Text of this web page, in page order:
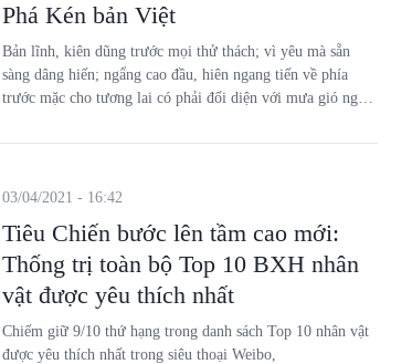
Phá Kén bản Việt
Bản lĩnh, kiên dũng trước mọi thử thách; vì yêu mà sẵn
sàng dâng hiến; ngẩng cao đầu, hiên ngang tiến về phía
trước mặc cho tương lai có phải đối diện với mưa gió ngàn
tiểu thuyết Đấu La Đại Lục và game Đấu La VNG: Đấu
Tiêu Chiến bước lên tầm cao mới:
Thống trị toàn bộ Top 10 BXH nhân
vật được yêu thích nhất
03/04/2021 - 16:42
Chiếm giữ 9/10 thứ hạng trong danh sách Top 10 nhân vật
được yêu thích nhất trong siêu thoại Weibo,